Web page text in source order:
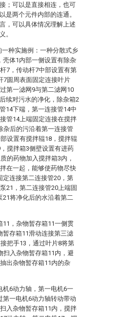
；可以是直接相连，也可
是两个元件内部的连通。
，可以具体情况理解上述
。
种实施例：一种分散式乡
壳体1内部一侧设置有除杂
7，传动杆7中部设置有第
7圆周表面固定连接叶片
第一滤网9与第二滤网10
续对污水的净化，除杂箱2
14下端，第一连接管14中
管14上端固定连接在搅拌
杂后的污沿着第一连接管
设置有搅拌辊18，搅拌辊
搅拌箱3侧壁设置有进药
的药物加入搅拌箱3内，
在一起，能够使药物尽快
定连接第二连接管20，第
21，第二连接管20上端固
21将净化后的水沿着第二
11，杂物暂存箱11一侧贯
暂存箱11滑动连接第三滤
把手13，通过叶片8将第
扫入杂物暂存箱11内，避
出杂物暂存箱11内的杂
6动力轴，第一电机6一
一电机6动力轴转动带动
入杂物暂存箱11内，搅拌